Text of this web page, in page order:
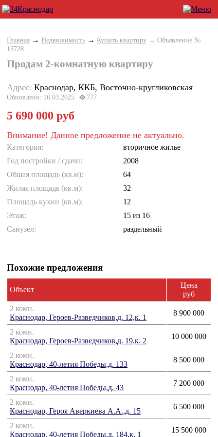
Главная → Недвижимость → Купить квартиру → Объявление №
13728
Продам 2-комнатную квартиру
Адрес: Краснодар, ККБ, Восточно-кругликовская
Обновлено: 16.03.2025 777
5 690 000 руб
Внимание! Данное предложение не актуально.
Категория:
вторичное жилье
Год постройки / cдачи:
2008
Обшая площадь (кв.м):
64
Жилая площадь (кв.м):
32
Площадь кухни (кв.м):
12
Этаж:
15 из 16
Санузел:
раздельный
Похожие предложения
Объект
Цена
руб
2 комн.
Краснодар, Героев-Разведчиков,д. 12,к. 1
8 900 000
2 комн.
Краснодар, Героев-Разведчиков,д. 19,к. 2
10 000 000
2 комн.
Краснодар, 40-летия Победы,д. 133
8 500 000
2 комн.
Краснодар, 40-летия Победы,д. 43
7 200 000
2 комн.
Краснодар, Героя Аверкиева А.А.,д. 15
6 500 000
2 комн.
Краснодар, 40-летия Победы,д. 184,к. 1
15 500 000